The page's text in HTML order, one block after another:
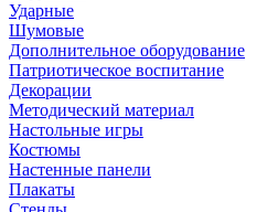
Ударные
Шумовые
Дополнительное оборудование
Патриотическое воспитание
Декорации
Методический материал
Настольные игры
Костюмы
Настенные панели
Плакаты